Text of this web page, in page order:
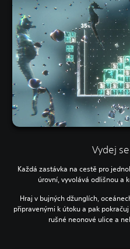
Vydej
Každá zastávka na cestě pro
úrovní, vyvolává odlišnou a
Hraj v bujných džunglích,
připravenými k útoku a pak
rušné neonové ulice a